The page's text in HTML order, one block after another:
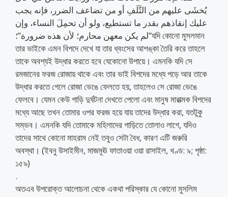
يُخشَى عليهم من التَّلَفِ أو من تضاعف الضرر، فإنه يجب
عليك إنقاذهم بقدر ما تستطيع، ولو أن تحمِلَ النساء، وإن
لم يكن معهن محارم؛ لأن هذه ضرورة”؛”যদি কোনো মুসলমান
তার ভাইকে এমন বিপদে দেখে যা তার ধ্বংসের আশঙ্কা তৈরি করে তাহলে
তাকে অবশ্যই উদ্ধার করতে হবে যেকোনো উপায়ে। এমনকি যদি সে
রমজানের ফরজ রোজায় থাকে এবং তার ভাই বিপদের মধ্যে পড়ে আর তাকে
উদ্ধার করতে গেলে রোজা ভেঙে ফেলতে হয়, তাহলেও সে রোজা ভেঙে
ফেলবে। যেমন কেউ গাড়ি দুর্ঘটনা দেখতে পেলো এবং মানুষ মারাত্মক বিপদের
মধ্যে আছে তখন তোমার ওপর ফরজ হয়ে যায় তাদের উদ্ধার করা, যতটুকু
সম্ভব। এমনকি যদি তোমাকে মহিলাদের গাড়িতে তোলাও লাগে, যদিও
তাদের সাথে কোনো মাহরাম নেই তবুও সেটা বৈধ, কারণ এটি জরুরি
অবস্থা। (ইবনু উসাইমীন, মাজমূঊ ফাতাওয়া ওয়া রাসাইল, খণ্ড: ৯; পৃষ্ঠা:
১৫৯)
.
অতএব উপরোক্ত আলোচনা থেকে একথা পরিস্কার যে কোনো মুসলিম